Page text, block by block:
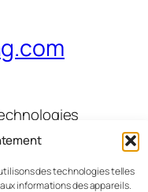
des technologies telles
informations des appareils.
serious games,